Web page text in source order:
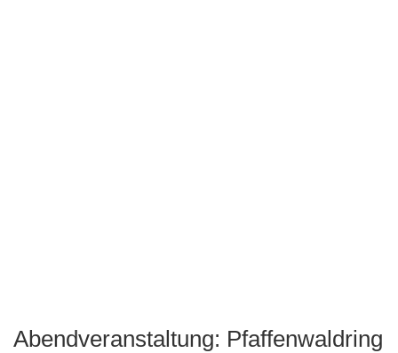
Abendveranstaltung: Pfaffenwaldring